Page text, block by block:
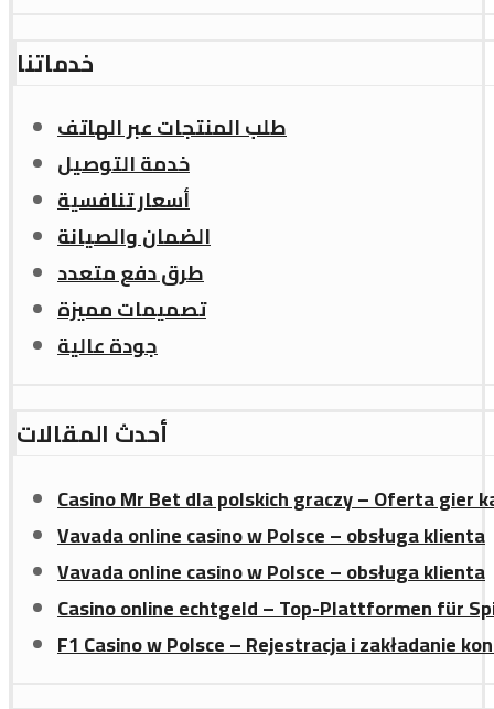
خدماتنا
طلب المنتجات عبر الهاتف
خدمة التوصيل
أسعار تنافسية
الضمان والصيانة
طرق دفع متعدد
تصميمات مميزة
جودة عالية
أحدث المقالات
Casino Mr Bet dla polskich graczy – Oferta gier
Vavada online casino w Polsce – obsługa klienta
Vavada online casino w Polsce – obsługa klienta
Casino online echtgeld – Top-Plattformen für
F1 Casino w Polsce – Rejestracja i zakładanie